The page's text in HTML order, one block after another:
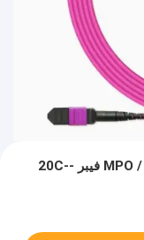
سیم پیچ فیبر نوری انعطاف پذیر MPO / MTP 12 فیبر -20C-